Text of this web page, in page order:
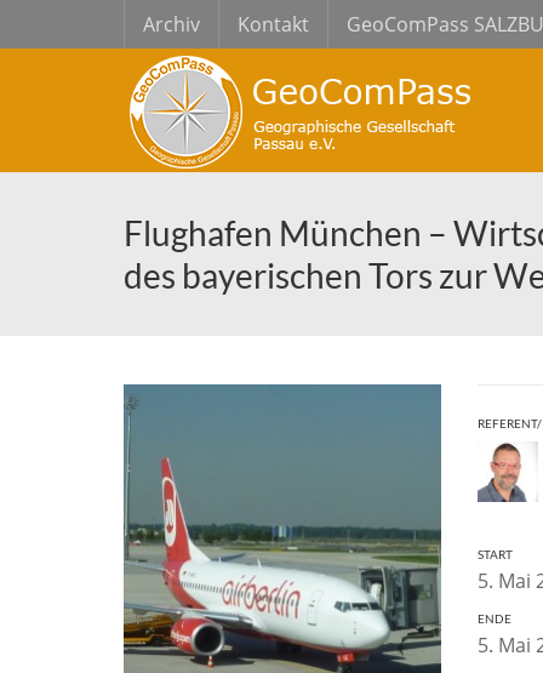
Archiv Kontakt GeoComPass
Flughafen München –
des bayerischen Tors zur
START
5. Mai
ENDE
5. Mai